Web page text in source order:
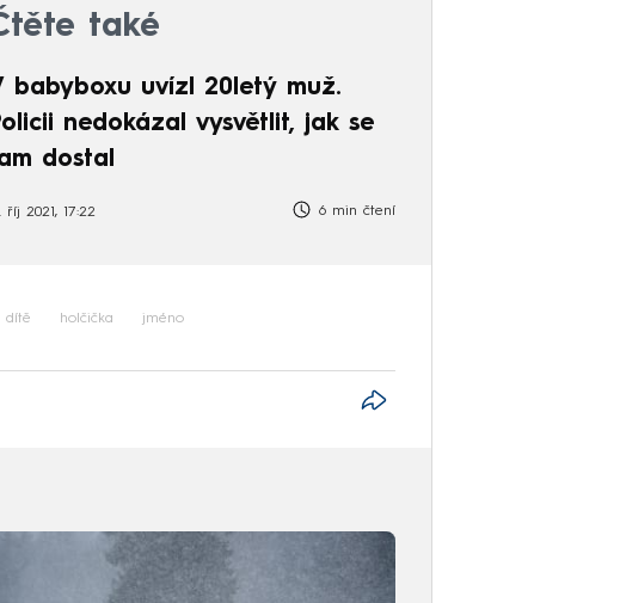
také
babyboxu uvízl 20letý muž.
nedokázal vysvětlit, jak se
dostal
říj 2021, 17:22 6 min čtení
dítě holčička jméno